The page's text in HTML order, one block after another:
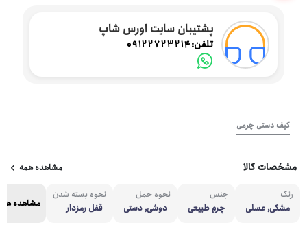
پشتیبان سایت اورس شاپ
تلفن:09122723214
کیف دستی چرمی
مشخصات کالا مشاهده همه
رنگ
مشکی, عسلی
جنس
چرم طبیعی
نحوه حمل
دوشی, دستی
نحوه بسته شدن
قفل رمزدار
مشاهده